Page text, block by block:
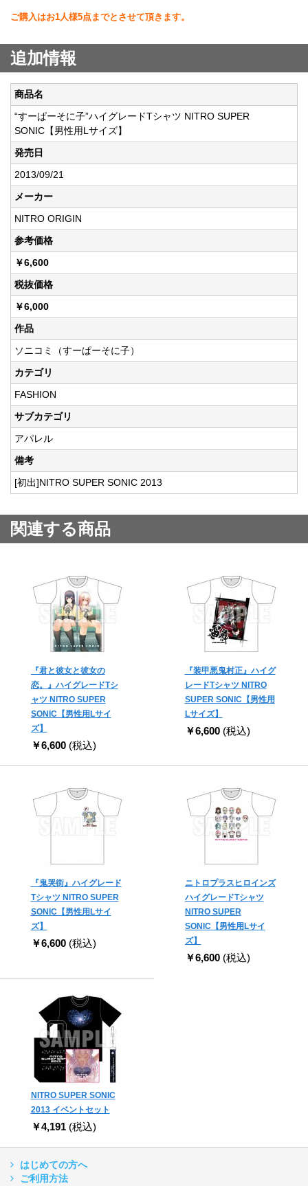
ご購入はお1人様5点までとさせて頂きます。
追加情報
商品名
“すーぱーそに子”ハイグレードTシャツ NITRO SUPER
SONIC【男性用Lサイズ】
発売日
2013/09/21
メーカー
NITRO ORIGIN
参考価格
￥6,600
税抜価格
￥6,000
作品
ソニコミ（すーぱーそに子）
カテゴリ
FASHION
サブカテゴリ
アパレル
備考
[初出]NITRO SUPER SONIC 2013
関連する商品
『君と彼女と彼女の
恋。』ハイグレードTシ
ャツ NITRO SUPER
SONIC【男性用Lサイ
ズ】
￥6,600 (税込)
『装甲悪鬼村正』ハイグ
レードTシャツ NITRO
SUPER SONIC【男性用
Lサイズ】
￥6,600 (税込)
『鬼哭街』ハイグレード
Tシャツ NITRO SUPER
SONIC【男性用Lサイ
ズ】
￥6,600 (税込)
ニトロプラスヒロインズ
ハイグレードTシャツ
NITRO SUPER
SONIC【男性用Lサイ
ズ】
￥6,600 (税込)
NITRO SUPER SONIC
2013 イベントセット
￥4,191 (税込)
はじめての方へ
ご利用方法